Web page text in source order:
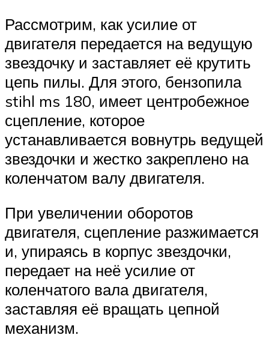
Рассмотрим, как усилие от
двигателя передается на ведущую
звездочку и заставляет её крутить
цепь пилы. Для этого, бензопила
stihl ms 180, имеет центробежное
сцепление, которое
устанавливается вовнутрь ведущей
звездочки и жестко закреплено на
коленчатом валу двигателя.
При увеличении оборотов
двигателя, сцепление разжимается
и, упираясь в корпус звездочки,
передает на неё усилие от
коленчатого вала двигателя,
заставляя её вращать цепной
механизм.